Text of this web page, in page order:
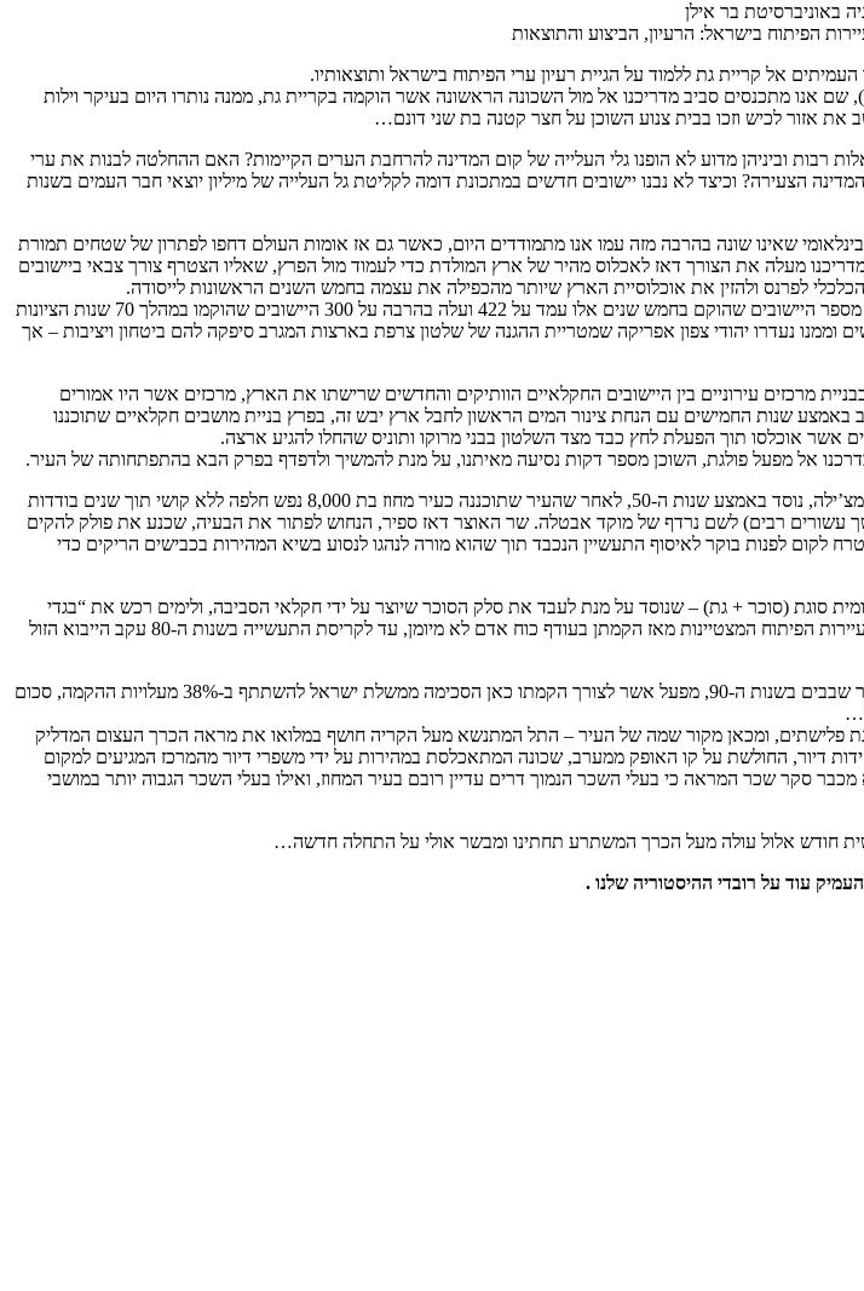
באוניברסיטת בר אילן
הפיתוח בישראל: הרעיון, הביצוע והתוצאות
אל קריית גת ללמוד על הגיית רעיון ערי הפיתוח בישראל ותוצאותיו.
מתכנסים סביב מדריכנו אל מול השכונה הראשונה אשר הוקמה בקריית גת, ממנה נותרו היום בעיקר וילות
את אזור לכיש וזכו בבית צנוע השוכן על חצר קטנה בת שני דונם…
רבות וביניהן מדוע לא הופנו גלי העלייה של קום המדינה להרחבת הערים הקיימות? האם ההחלטה לבנות את ערי
הצעירה? וכיצד לא נבנו יישובים חדשים במתכונת דומה לקליטת גל העלייה של מיליון יוצאי חבר העמים בשנות
שאינו שונה בהרבה מזה עמו אנו מתמודדים היום, כאשר גם אז אומות העולם דחפו לפתרון של שטחים תמורת
מעלה את הצורך דאז לאכלוס מהיר של ארץ המולדת כדי לעמוד מול הפרץ, שאליו הצטרף צורך צבאי ביישובים
לפרנס ולהזין את אוכלוסיית הארץ שיותר מהכפילה את עצמה בחמש השנים הראשונות לייסודה.
תוך כדי שאנו נהנים מצילם המרגיע של עצי החורשה אנו חולקים עוד מספר עובדות חשובות מאותם ימים: מספר היישובים שהוקם בחמש שנים אלו עמד על 422 ועלה בהרבה על 300 היישובים שהוקמו במהלך 70 שנות הציונות
החמישים וממנו נעדרו יהודי צפון אפריקה שמטריית ההגנה של שלטון צרפת בארצות המגרב סיפקה להם ביטחון ויציבות – אך
מרכזים עירוניים בין היישובים החקלאיים הוותיקים והחדשים שרישתו את הארץ, מרכזים אשר היו אמורים
באמצע שנות החמישים עם הנחת צינור המים הראשון לחבל ארץ יבש זה, בפרץ בניית מושבים חקלאיים שתוכננו
אשר אוכלסו תוך הפעלת לחץ כבד מצד השלטון בבני מרוקו ותוניס שהחלו להגיע ארצה.
אל מפעל פולגת, השוכן מספר דקות נסיעה מאיתנו, על מנת להמשיך ולדפדף בפרק הבא בהתפתחותה של העיר.
המפעל השוכן ברחוב ישראל פולק (בעלה של אדית אותה פגשנו לא מכבר), על שם מייסדו – תעשיין יהודי מצ’ילה, נוסד באמצע שנות ה-50, לאחר שהעיר שתוכננה כעיר מחוז בת 8,000 נפש חלפה ללא קושי תוך שנים בודדות
עשורים רבים) לשם נרדף של מוקד אבטלה. שר האוצר דאז ספיר, הנחוש לפתור את הבעיה, שכנע את פולק להקים
לקום לפנות בוקר לאיסוף התעשיין הנכבד תוך שהוא מורה לנהגו לנסוע בשיא המהירות בכבישים הריקים כדי
סוגת (סוכר + גת) – שנוסד על מנת לעבד את סלק הסוכר שיוצר על ידי חקלאי הסביבה, ולימים רכש את “בגדי
ירוחם” שנקרא בראשי תיבות בגיר, מותג המתנוסס על חנות המפעל הסמוכה לנו. מפעלי הטקסטיל נפוצו בעיירות הפיתוח המצטיינות מאז הקמתן בעודף כוח אדם לא מיומן, עד לקריסת התעשייה בשנות ה-80 עקב הייבוא הזול
כמובן שאי אפשר לסיים את פרק סקירת התעשייה המקומית ללא כמה מילים על הקמת מפעל אינטל לייצור שבבים בשנות ה-90, מפעל אשר לצורך הקמתו כאן הסכימה ממשלת ישראל להשתתף ב-38% מעלויות ההקמה, סכום
פלישתים, ומכאן מקור שמה של העיר – התל המתנשא מעל הקריה חושף במלואו את מראה הכרך העצום המדליק
לעת ערב. כאן מסכם מדריכנו את הסיור בהפנותו את מבטנו אל שכונת כרמי גת, בת 8,000 יחידות דיור, החולשת על קו האופק ממערב, שכונה המתאכלסת במהירות על ידי משפרי דיור מהמרכז המגיעים למקום
סקר שכר המראה כי בעלי השכר הנמוך דרים עדיין רובם בעיר המחוז, ואילו בעלי השכר הגבוה יותר במושבי
חודש אלול עולה מעל הכרך המשתרע תחתינו ומבשר אולי על התחלה חדשה…
עוד על רובדי ההיסטוריה שלנו .